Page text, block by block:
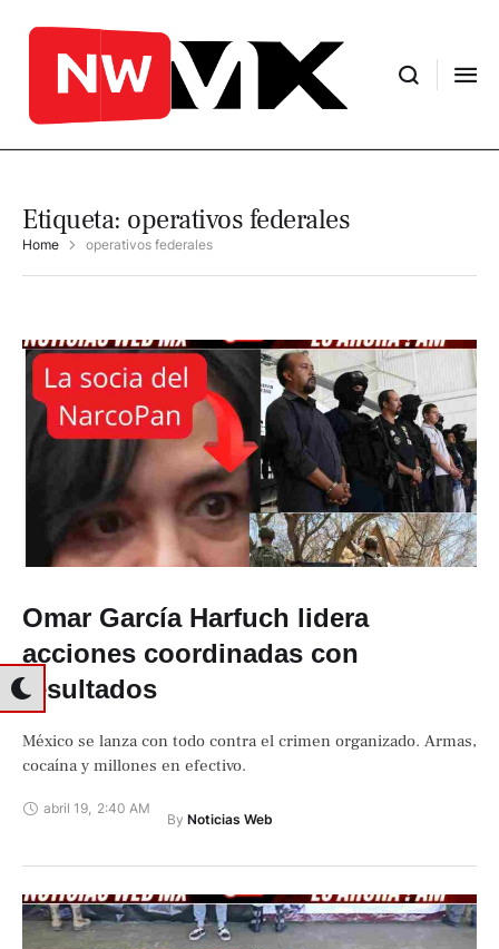
Etiqueta: operativos federales
Home operativos federales
Omar García Harfuch lidera
acciones coordinadas con
resultados
México se lanza con todo contra el crimen organizado. Armas,
cocaína y millones en efectivo.
abril 19, 2:40 AM
By Noticias Web